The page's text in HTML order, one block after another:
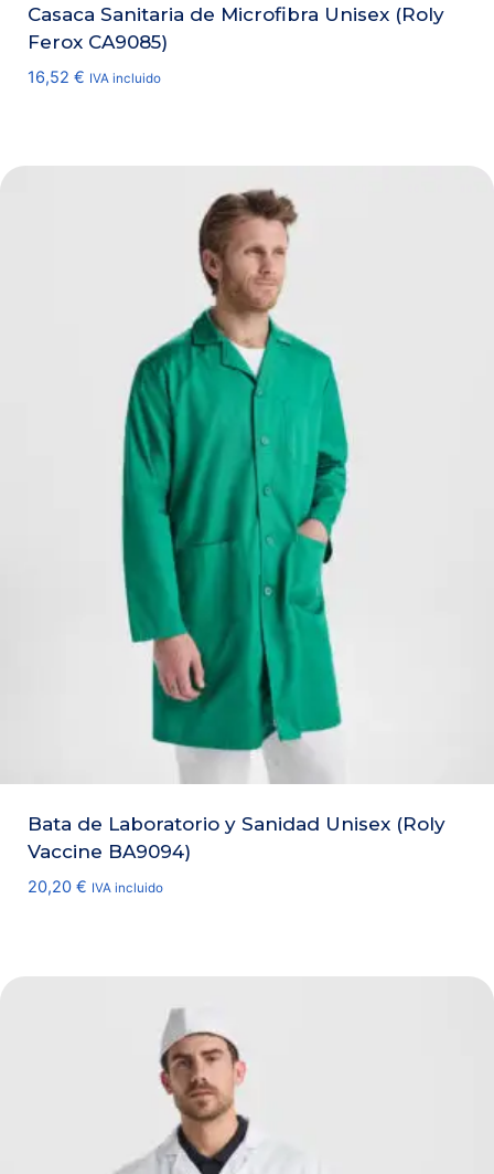
Casaca Sanitaria de Microfibra Unisex (Roly
Ferox CA9085)
16,52 € IVA incluido
Bata de Laboratorio y Sanidad Unisex (Roly
Vaccine BA9094)
20,20 € IVA incluido